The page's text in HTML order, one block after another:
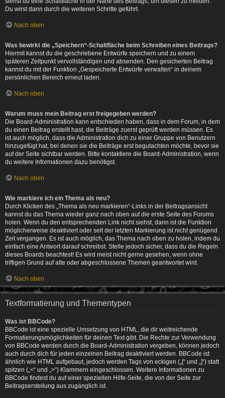
Du wirst dann durch die weiteren Schritte geführt.
Nach oben
Was bewirkt die „Speichern“-Schaltfläche beim Schreiben eines Beitrags?
Hiermit kannst du die geschriebene Entwürfe speichern und zu einem
späteren Zeitpunkt vervollständigen und absenden. Den gesicherten Beitrag
kannst du mit der Funktion „Gespeicherte Entwürfe verwalten“ in deinem
persönlichen Bereich erneut laden.
Nach oben
Warum muss mein Beitrag erst freigegeben werden?
Die Board-Administration kann entschieden haben, dass in dem Forum, in dem
du einen Beitrag erstellt hast, die Beiträge zuerst geprüft werden müssen. Es
ist auch möglich, dass die Administration dich zu einer Gruppe von Benutzern
hinzugefügt hat, bei denen sie die Beiträge erst begutachten möchte, bevor sie
auf der Seite sichtbar werden. Bitte kontaktiere die Board-Administration, wenn
du weitere Informationen dazu benötigst.
Nach oben
Wie markiere ich ein Thema als neu?
Durch Klicken des „Thema als neu markieren“-Links in der Beitragsansicht
kannst du das Thema wieder ganz nach oben auf die erste Seite des Forums
holen. Wenn du den entsprechenden Link nicht siehst, dann ist die Funktion
möglicherweise deaktiviert oder seit der letzten Markierung ist nicht genügend
Zeit vergangen. Es ist auch möglich, das Thema nach oben zu holen, indem du
einfach eine Antwort darauf schreibst. Stelle jedoch sicher, dass du die Regeln
dieses Boards beachtest! Es wird meist nicht gerne gesehen, wenn ohne
triftigen Grund auf alte oder abgeschlossene Themen geantwortet wird.
Nach oben
Textformatierung und Thementypen
Was ist BBCode?
BBCode ist eine spezielle Umsetzung von HTML, die dir weitreichende
Formatierungsmöglichkeiten für deinen Text gibt. Die Rechte zur Verwendung
von BBCode werden durch die Board-Administration vergeben, können jedoch
auch durch dich für jeden einzelnen Beitrag deaktiviert werden. BBCode ist
ähnlich wie HTML aufgebaut, jedoch werden Tags von eckigen („[“ und „]“) statt
spitzen („<“ und „>“) Klammern eingeschlossen. Weitere Informationen zu
BBCode findest du auf einer speziellen Hilfe-Seite, die von der Seite zur
Beitragserstellung aus zugänglich ist.